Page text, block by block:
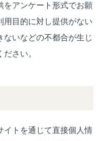
をアンケート形式でお願
用目的に対し提供がない
いなどの不都合が生じ
さい。
イトを通じて直接個人情